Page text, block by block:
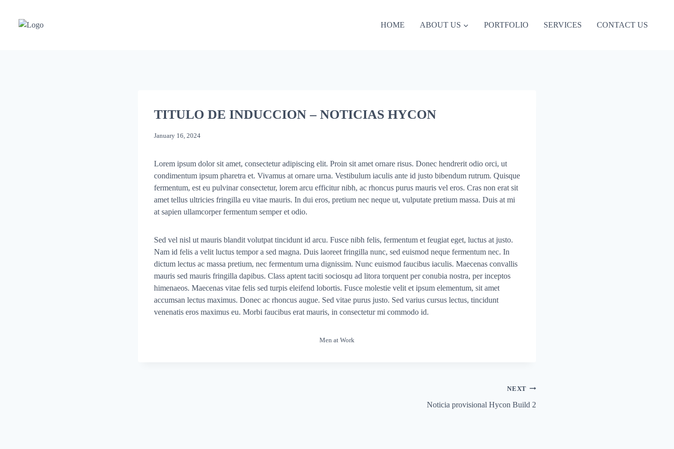
HOME ABOUT US PORTFOLIO SERVICES CONTACT US
TITULO DE INDUCCION – NOTICIAS HYCON
January 16, 2024
Lorem ipsum dolor sit amet, consectetur adipiscing elit. Proin sit amet ornare risus. Donec hendrerit odio orci, ut
condimentum ipsum pharetra et. Vivamus at ornare urna. Vestibulum iaculis ante id justo bibendum rutrum. Quisque
fermentum, est eu pulvinar consectetur, lorem arcu efficitur nibh, ac rhoncus purus mauris vel eros. Cras non erat sit
amet tellus ultricies fringilla eu vitae mauris. In dui eros, pretium nec neque ut, vulputate pretium massa. Duis at mi
at sapien ullamcorper fermentum semper et odio.
Sed vel nisl ut mauris blandit volutpat tincidunt id arcu. Fusce nibh felis, fermentum et feugiat eget, luctus at justo.
Nam id felis a velit luctus tempor a sed magna. Duis laoreet fringilla nunc, sed euismod neque fermentum nec. In
dictum lectus ac massa pretium, nec fermentum urna dignissim. Nunc euismod faucibus iaculis. Maecenas convallis
mauris sed mauris fringilla dapibus. Class aptent taciti sociosqu ad litora torquent per conubia nostra, per inceptos
himenaeos. Maecenas vitae felis sed turpis eleifend lobortis. Fusce molestie velit et ipsum elementum, sit amet
accumsan lectus maximus. Donec ac rhoncus augue. Sed vitae purus justo. Sed varius cursus lectus, tincidunt
venenatis eros maximus eu. Morbi faucibus erat mauris, in consectetur mi commodo id.
Men at Work
NEXT
Noticia provisional Hycon Build 2